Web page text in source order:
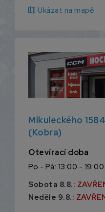
map Ukázat na mapě
Mikuleckého
(Kobra)
Otevírací doba
Po - Pá: 13:00 - 19:00
Sobota 8.8.:
Neděle 9.8.: